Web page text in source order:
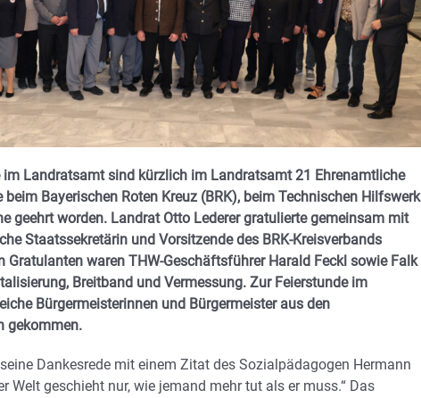
Landratsamt sind kürzlich im Landratsamt 21 Ehrenamtliche
Bayerischen Roten Kreuz (BRK), beim Technischen Hilfswerk
geehrt worden. Landrat Otto Lederer gratulierte gemeinsam mit
Staatssekretärin und Vorsitzende des BRK-Kreisverbands
Gratulanten waren THW-Geschäftsführer Harald Feckl sowie Falk
Breitband und Vermessung. Zur Feierstunde im
Bürgermeisterinnen und Bürgermeister aus den
gekommen.
Dankesrede mit einem Zitat des Sozialpädagogen Hermann
Welt geschieht nur, wie jemand mehr tut als er muss.“ Das